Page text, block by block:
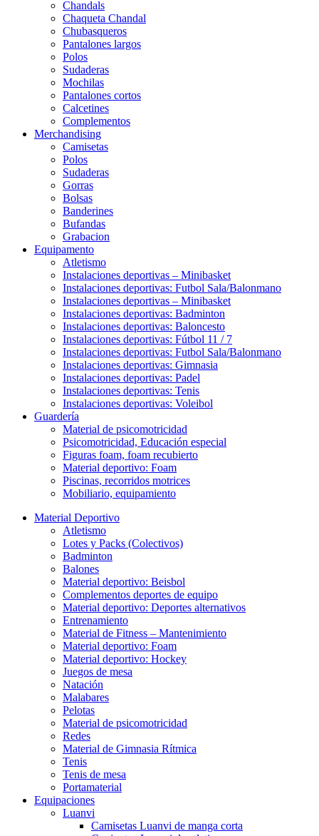
Chandals
Chaqueta Chandal
Chubasqueros
Pantalones largos
Polos
Sudaderas
Mochilas
Pantalones cortos
Calcetines
Complementos
Merchandising
Camisetas
Polos
Sudaderas
Gorras
Bolsas
Banderines
Bufandas
Grabacion
Equipamento
Atletismo
Instalaciones deportivas – Minibasket
Instalaciones deportivas: Futbol Sala/Balonmano
Instalaciones deportivas – Minibasket
Instalaciones deportivas: Badminton
Instalaciones deportivas: Baloncesto
Instalaciones deportivas: Fútbol 11 / 7
Instalaciones deportivas: Futbol Sala/Balonmano
Instalaciones deportivas: Gimnasia
Instalaciones deportivas: Padel
Instalaciones deportivas: Tenis
Instalaciones deportivas: Voleibol
Guardería
Material de psicomotricidad
Psicomotricidad, Educación especial
Figuras foam, foam recubierto
Material deportivo: Foam
Piscinas, recorridos motrices
Mobiliario, equipamiento
Material Deportivo
Atletismo
Lotes y Packs (Colectivos)
Badminton
Balones
Material deportivo: Beisbol
Complementos deportes de equipo
Material deportivo: Deportes alternativos
Entrenamiento
Material de Fitness – Mantenimiento
Material deportivo: Foam
Material deportivo: Hockey
Juegos de mesa
Natación
Malabares
Pelotas
Material de psicomotricidad
Redes
Material de Gimnasia Rítmica
Tenis
Tenis de mesa
Portamaterial
Equipaciones
Luanvi
Camisetas Luanvi de manga corta